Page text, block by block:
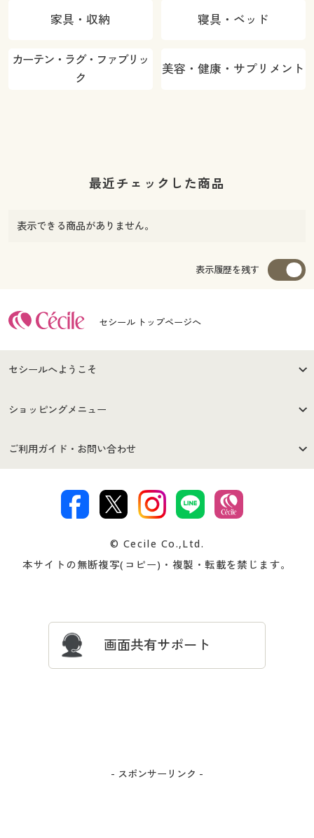
家具・収納 寝具・ベッド
カーテン・ラグ・ファブリッ
ク
美容・健康・サプリメント
最近チェックした商品
表示できる商品がありません。
表示履歴を残す
セシール トップページへ
セシールへようこそ
はじめての方へ
セシールご利用規約
著作権・商標について 会社案内
ショッピングメニュー
商品カテゴリ
プレゼント＆キャンペーン サイトマップ
ご利用ガイド・お問い合わせ
交換・返品は お支払は
ついて
忘れの場合
© Cecile Co.,Ltd.
本サイトの無断複写(コピー)・複製・転載を禁じます。
画面共有サポート
- スポンサーリンク -